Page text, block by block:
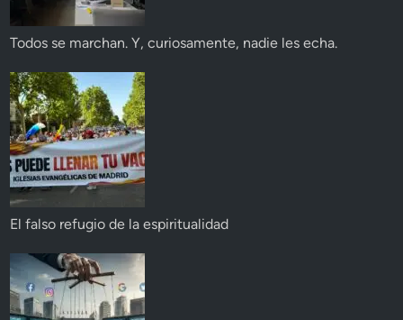
Todos se marchan. Y, curiosamente, nadie les echa.
El falso refugio de la espiritualidad